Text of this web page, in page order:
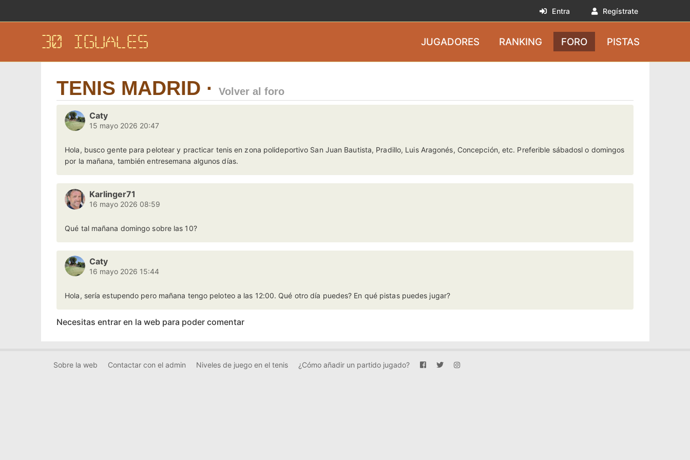
Entra Regístrate
30 IGUALES JUGADORES RANKING FORO PISTAS
TENIS MADRID ·Volver al foro
Caty
15 mayo 2026 20:47
Hola, busco gente para pelotear y practicar tenis en zona polideportivo San Juan Bautista, Pradillo, Luis Aragonés, Concepción, etc. Preferible sábadosl o domingos
por la mañana, también entresemana algunos días.
Karlinger71
16 mayo 2026 08:59
Qué tal mañana domingo sobre las 10?
Caty
16 mayo 2026 15:44
Hola, sería estupendo pero mañana tengo peloteo a las 12:00. Qué otro día puedes? En qué pistas puedes jugar?
Necesitas entrar en la web para poder comentar
Sobre la web Contactar con el admin Niveles de juego en el tenis ¿Cómo añadir un partido jugado?